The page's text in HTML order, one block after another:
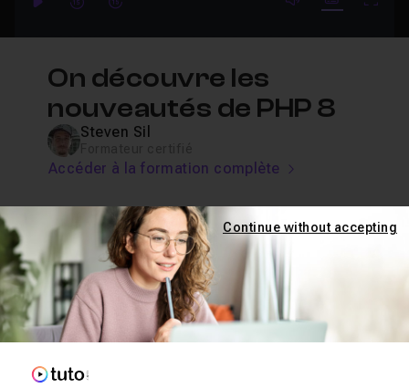
PlayForwardForward mute video
Subtitles
On découvre les
nouveautés de PHP 8
Steven Sil
Accéder à la formation complète